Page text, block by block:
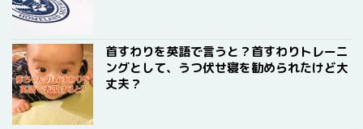
首すわりを英語で言うと？首すわりトレーニ
ングとして、うつ伏せ寝を勧められたけど大
丈夫？